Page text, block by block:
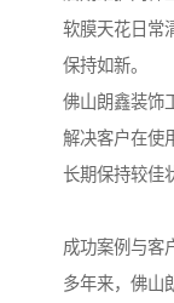
软膜天花日常
保持如新。
佛山朗鑫装饰
解决客户在使
长期保持较佳
成功案例与客
多年来，佛山